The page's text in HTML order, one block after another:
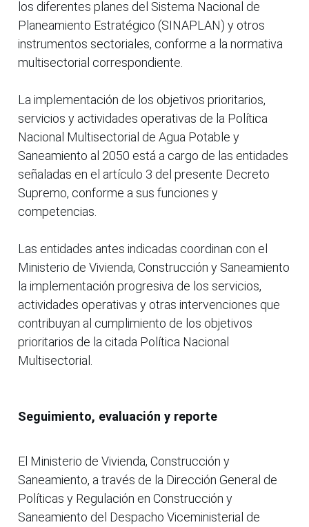
los diferentes planes del Sistema Nacional de
Planeamiento Estratégico (SINAPLAN) y otros
instrumentos sectoriales, conforme a la normativa
multisectorial correspondiente.
La implementación de los objetivos prioritarios,
servicios y actividades operativas de la Política
Nacional Multisectorial de Agua Potable y
Saneamiento al 2050 está a cargo de las entidades
señaladas en el artículo 3 del presente Decreto
Supremo, conforme a sus funciones y
competencias.
Las entidades antes indicadas coordinan con el
Ministerio de Vivienda, Construcción y Saneamiento
la implementación progresiva de los servicios,
actividades operativas y otras intervenciones que
contribuyan al cumplimiento de los objetivos
prioritarios de la citada Política Nacional
Multisectorial.
Seguimiento, evaluación y reporte
El Ministerio de Vivienda, Construcción y
Saneamiento, a través de la Dirección General de
Políticas y Regulación en Construcción y
Saneamiento del Despacho Viceministerial de